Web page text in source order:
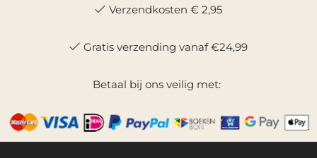
Verzendkosten € 2,95
Gratis verzending vanaf €24,99
Betaal bij ons veilig met: